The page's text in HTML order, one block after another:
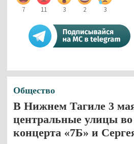
7 11 3 2 3
Общество
В Нижнем Тагиле 3
центральные улицы
концерта «7Б» и